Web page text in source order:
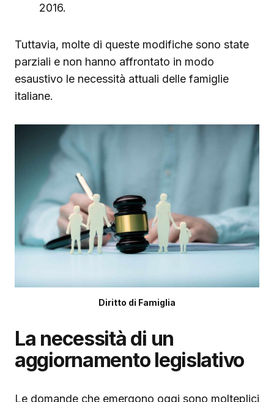
2016.
Tuttavia, molte di queste modifiche sono state
parziali e non hanno affrontato in modo
esaustivo le necessità attuali delle famiglie
italiane.
Diritto di Famiglia
La necessità di un
aggiornamento legislativo
Le domande che emergono oggi sono molteplici